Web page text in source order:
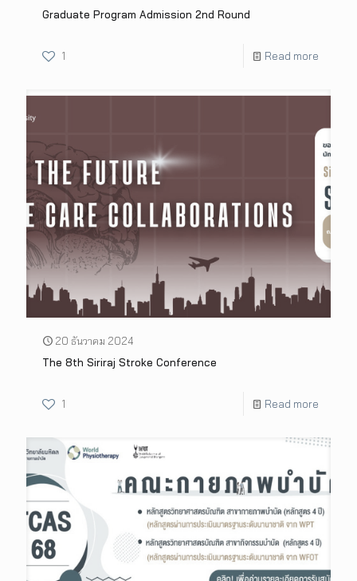
Graduate Program Admission 2nd Round
1 Read more
20 ธันวาคม 2024
The 8th Siriraj Stroke Conference
1 Read more